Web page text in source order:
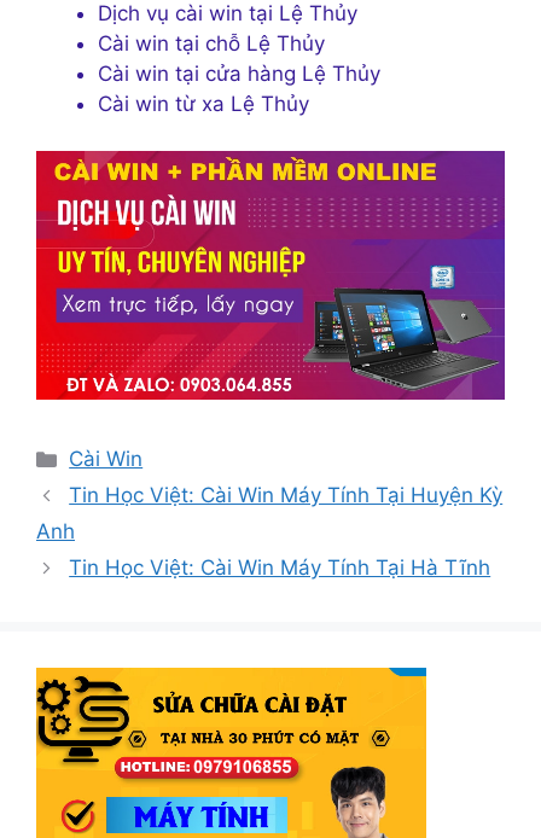
Dịch vụ cài win tại Lệ Thủy
Cài win tại chỗ Lệ Thủy
Cài win tại cửa hàng Lệ Thủy
Cài win từ xa Lệ Thủy
Danh
mục
Cài Win
Tin Học Việt: Cài Win Máy Tính Tại Huyện Kỳ
Anh
Tin Học Việt: Cài Win Máy Tính Tại Hà Tĩnh